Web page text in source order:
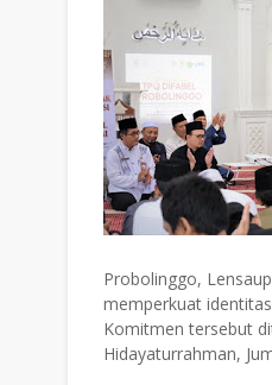
Probolinggo,
memperkuat
Komitmen tersebut
Hidayaturrahman,